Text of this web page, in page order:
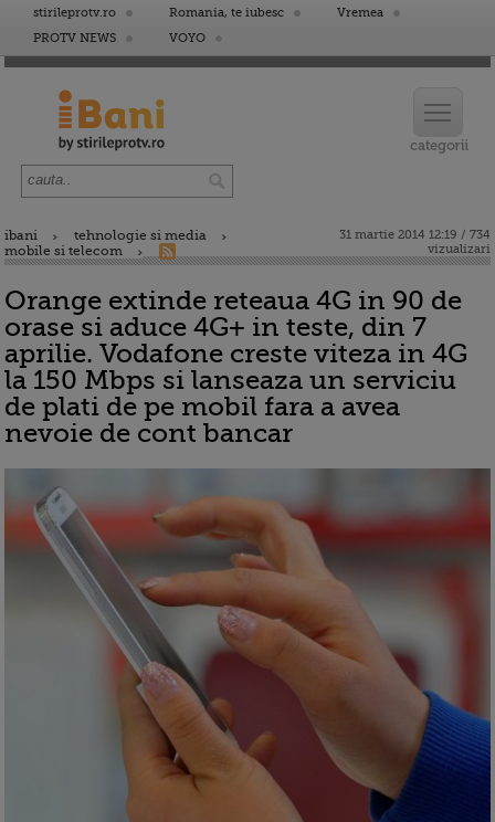
stirileprotv.ro Romania, te iubesc
Vremea
PROTV NEWS
VOYO
ibani
tehnologie si media
mobile si telecom
31 martie 2014 12:19 / 734
vizualizari
Orange extinde reteaua 4G in 90 de
orase si aduce 4G+ in teste, din 7
aprilie. Vodafone creste viteza in 4G
la 150 Mbps si lanseaza un serviciu
de plati de pe mobil fara a avea
nevoie de cont bancar